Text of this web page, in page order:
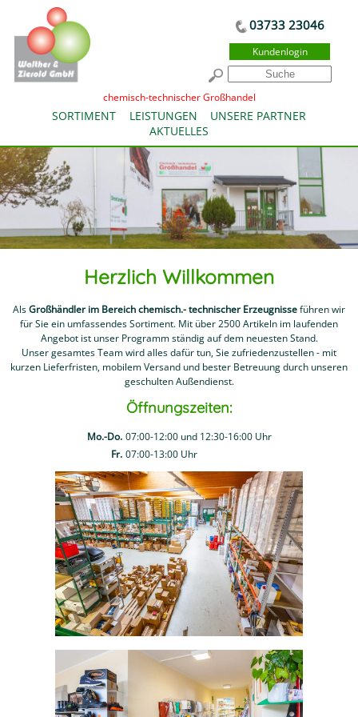
03733 23046
Kundenlogin
chemisch-technischer Großhandel
SORTIMENT LEISTUNGEN
UNSERE PARTNER
AKTUELLES
Herzlich Willkommen
AlsGroßhändler im Bereich chemisch.- technischer Erzeugnisseführen wir
für Sie ein umfassendes Sortiment. Mit über 2500 Artikeln im laufenden
Angebot ist unser Programm ständig auf dem neuesten Stand.
Unser gesamtes Team wird alles dafür tun, Sie zufriedenzustellen - mit
kurzen Lieferfristen, mobilem Versand und bester Betreuung durch unseren
geschulten Außendienst.
Öffnungszeiten:
Mo.-Do. 07:00-12:00 und 12:30-16:00 Uhr
Fr. 07:00-13:00 Uhr